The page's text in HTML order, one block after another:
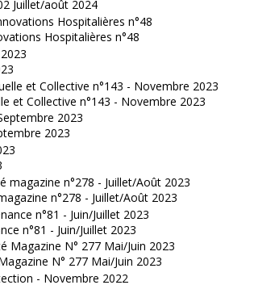
Juillet/août 2024
Hospitalières n°48
et Collective n°143 - Novembre 2023
2023
n°278 - Juillet/Août 2023
n°81 - Juin/Juillet 2023
N° 277 Mai/Juin 2023